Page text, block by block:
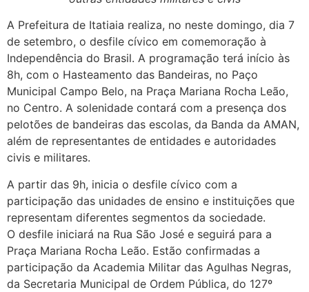
A Prefeitura de Itatiaia realiza, no neste domingo, dia 7
de setembro, o desfile cívico em comemoração à
Independência do Brasil. A programação terá início às
8h, com o Hasteamento das Bandeiras, no Paço
Municipal Campo Belo, na Praça Mariana Rocha Leão,
no Centro. A solenidade contará com a presença dos
pelotões de bandeiras das escolas, da Banda da AMAN,
além de representantes de entidades e autoridades
civis e militares.
A partir das 9h, inicia o desfile cívico com a
participação das unidades de ensino e instituições que
representam diferentes segmentos da sociedade.
O desfile iniciará na Rua São José e seguirá para a
Praça Mariana Rocha Leão. Estão confirmadas a
participação da Academia Militar das Agulhas Negras,
da Secretaria Municipal de Ordem Pública, do 127º